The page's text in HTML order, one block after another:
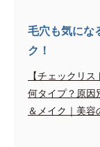
毛穴も気にな
ク！
【チェックリ
何タイプ？原因
＆メイク｜美容